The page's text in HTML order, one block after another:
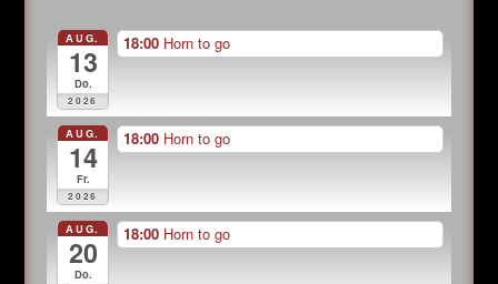
AUG.
13
Do.
2026
18:00 Horn to go
AUG.
14
Fr.
2026
18:00 Horn to go
AUG.
20
Do.
18:00 Horn to go